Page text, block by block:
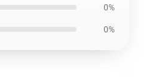
0%
0%